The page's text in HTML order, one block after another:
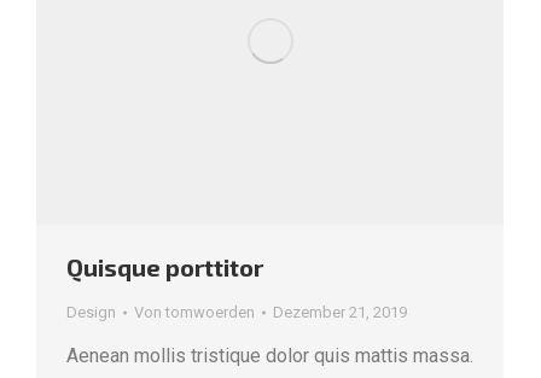
Quisque porttitor
Design Vontomwoerden Dezember 21, 2019
Aenean mollis tristique dolor quis mattis massa.